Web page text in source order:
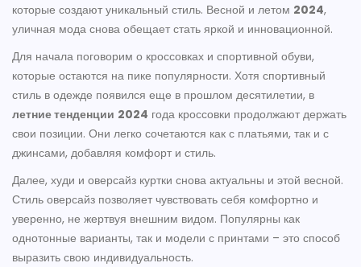
которые создают уникальный стиль. Весной и летом 2024,
уличная мода снова обещает стать яркой и инновационной.
Для начала поговорим о кроссовках и спортивной обуви,
которые остаются на пике популярности. Хотя спортивный
стиль в одежде появился еще в прошлом десятилетии, в
летние тенденции 2024 года кроссовки продолжают держать
свои позиции. Они легко сочетаются как с платьями, так и с
джинсами, добавляя комфорт и стиль.
Далее, худи и оверсайз куртки снова актуальны и этой весной.
Стиль оверсайз позволяет чувствовать себя комфортно и
уверенно, не жертвуя внешним видом. Популярны как
однотонные варианты, так и модели с принтами – это способ
выразить свою индивидуальность.